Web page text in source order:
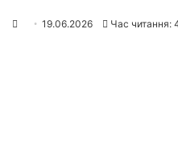
19.06.2026 Час читання: